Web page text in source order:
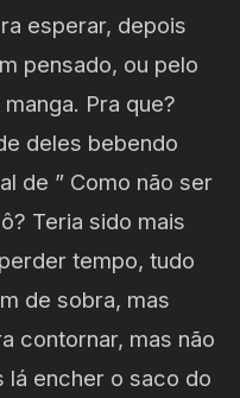
esperar, depois
pensado, ou pelo
Pra que?
deles bebendo
de ” Como não ser
Teria sido mais
tempo, tudo
de sobra, mas
contornar, mas não
lá encher o saco do